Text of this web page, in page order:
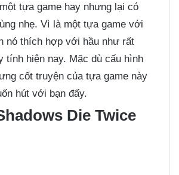
tựa game hay nhưng lại có
nhẹ. Vì là một tựa game với
nó thích hợp với hầu như rất
tính hiện nay. Mặc dù cấu hình
cốt truyện của tựa game này
hút với bạn đấy.
Die Twice